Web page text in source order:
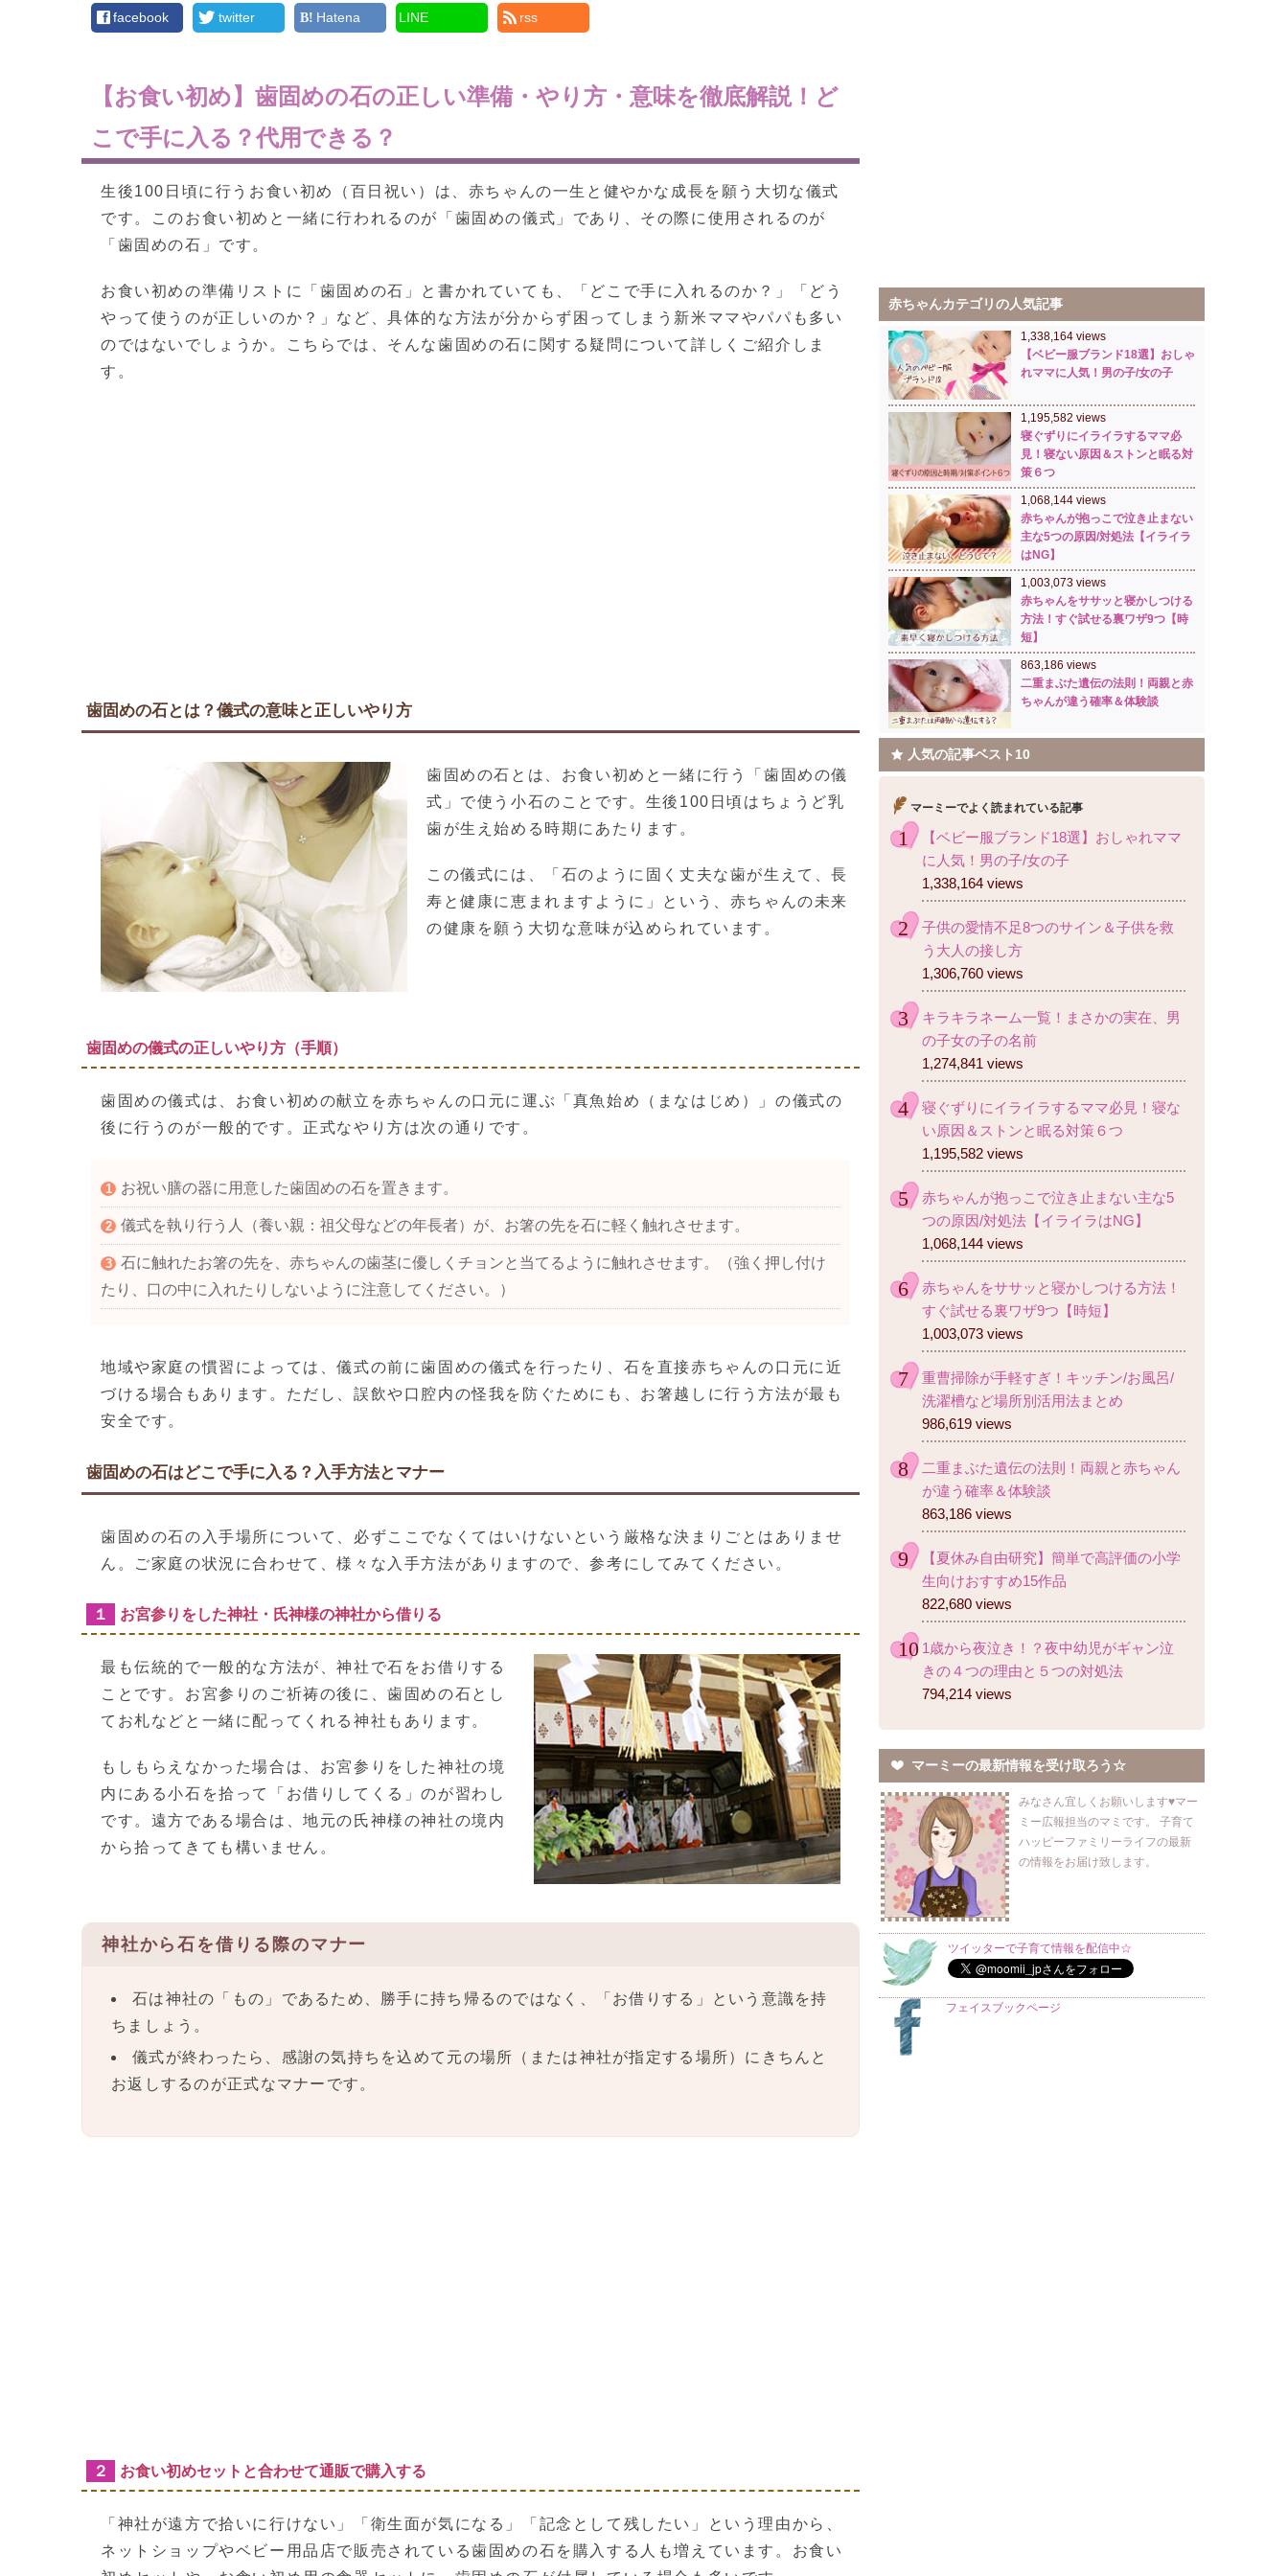
facebook twitter Hatena LINE rss
【お食い初め】歯固めの石の正しい準備・やり方・意味を徹底解説！ど
こで手に入る？代用できる？
生後100日頃に行うお食い初め（百日祝い）は、赤ちゃんの一生と健やかな成長を願う大切な儀式
です。このお食い初めと一緒に行われるのが「歯固めの儀式」であり、その際に使用されるのが
「歯固めの石」です。
お食い初めの準備リストに「歯固めの石」と書かれていても、「どこで手に入れるのか？」「どう
やって使うのが正しいのか？」など、具体的な方法が分からず困ってしまう新米ママやパパも多い
のではないでしょうか。こちらでは、そんな歯固めの石に関する疑問について詳しくご紹介しま
す。
歯固めの石とは？儀式の意味と正しいやり方
歯固めの石とは、お食い初めと一緒に行う「歯固めの儀
式」で使う小石のことです。生後100日頃はちょうど乳
歯が生え始める時期にあたります。
この儀式には、「石のように固く丈夫な歯が生えて、長
寿と健康に恵まれますように」という、赤ちゃんの未来
の健康を願う大切な意味が込められています。
歯固めの儀式の正しいやり方（手順）
歯固めの儀式は、お食い初めの献立を赤ちゃんの口元に運ぶ「真魚始め（まなはじめ）」の儀式の
後に行うのが一般的です。正式なやり方は次の通りです。
お祝い膳の器に用意した歯固めの石を置きます。
儀式を執り行う人（養い親：祖父母などの年長者）が、お箸の先を石に軽く触れさせます。
石に触れたお箸の先を、赤ちゃんの歯茎に優しくチョンと当てるように触れさせます。（強く押し付け
たり、口の中に入れたりしないように注意してください。）
地域や家庭の慣習によっては、儀式の前に歯固めの儀式を行ったり、石を直接赤ちゃんの口元に近
づける場合もあります。ただし、誤飲や口腔内の怪我を防ぐためにも、お箸越しに行う方法が最も
安全です。
歯固めの石はどこで手に入る？入手方法とマナー
歯固めの石の入手場所について、必ずここでなくてはいけないという厳格な決まりごとはありませ
ん。ご家庭の状況に合わせて、様々な入手方法がありますので、参考にしてみてください。
１ お宮参りをした神社・氏神様の神社から借りる
最も伝統的で一般的な方法が、神社で石をお借りする
ことです。お宮参りのご祈祷の後に、歯固めの石とし
てお札などと一緒に配ってくれる神社もあります。
もしもらえなかった場合は、お宮参りをした神社の境
内にある小石を拾って「お借りしてくる」のが習わし
です。遠方である場合は、地元の氏神様の神社の境内
から拾ってきても構いません。
神社から石を借りる際のマナー
石は神社の「もの」であるため、勝手に持ち帰るのではなく、「お借りする」という意識を持
ちましょう。
儀式が終わったら、感謝の気持ちを込めて元の場所（または神社が指定する場所）にきちんと
お返しするのが正式なマナーです。
２ お食い初めセットと合わせて通販で購入する
「神社が遠方で拾いに行けない」「衛生面が気になる」「記念として残したい」という理由から、
ネットショップやベビー用品店で販売されている歯固めの石を購入する人も増えています。お食い
赤ちゃんカテゴリの人気記事
1,338,164 views
【ベビー服ブランド18選】おしゃ
れママに人気！男の子/女の子
1,195,582 views
寝ぐずりにイライラするママ必
見！寝ない原因＆ストンと眠る対
策６つ
1,068,144 views
赤ちゃんが抱っこで泣き止まない
主な5つの原因/対処法【イライラ
はNG】
1,003,073 views
赤ちゃんをササッと寝かしつける
方法！すぐ試せる裏ワザ9つ【時
短】
863,186 views
二重まぶた遺伝の法則！両親と赤
ちゃんが違う確率＆体験談
人気の記事ベスト10
マーミーでよく読まれている記事
【ベビー服ブランド18選】おしゃれママ
に人気！男の子/女の子
1,338,164 views
子供の愛情不足8つのサイン＆子供を救
う大人の接し方
1,306,760 views
キラキラネーム一覧！まさかの実在、男
の子女の子の名前
1,274,841 views
寝ぐずりにイライラするママ必見！寝な
い原因＆ストンと眠る対策６つ
1,195,582 views
赤ちゃんが抱っこで泣き止まない主な5
つの原因/対処法【イライラはNG】
1,068,144 views
赤ちゃんをササッと寝かしつける方法！
すぐ試せる裏ワザ9つ【時短】
1,003,073 views
重曹掃除が手軽すぎ！キッチン/お風呂/
洗濯槽など場所別活用法まとめ
986,619 views
二重まぶた遺伝の法則！両親と赤ちゃん
が違う確率＆体験談
863,186 views
【夏休み自由研究】簡単で高評価の小学
生向けおすすめ15作品
822,680 views
1歳から夜泣き！？夜中幼児がギャン泣
きの４つの理由と５つの対処法
794,214 views
マーミーの最新情報を受け取ろう☆
みなさん宜しくお願いします♥マー
ミー広報担当のマミです。 子育て
ハッピーファミリーライフの最新
の情報をお届け致します。
ツイッターで子育て情報を配信中☆
フェイスブックページ